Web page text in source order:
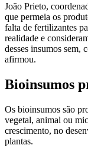
João Prieto,
que permeia os
falta de fertilizantes
realidade e
desses insumos sem,
afirmou.
Bioinsumos
Os bioinsumos são
vegetal, animal ou
crescimento, no
plantas.